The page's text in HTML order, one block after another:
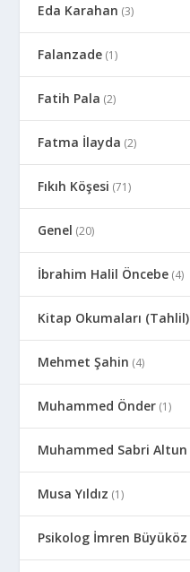
Eda Karahan (3)
Falanzade (1)
Fatih Pala (2)
Fatma İlayda (2)
Fıkıh Köşesi (71)
Genel (20)
İbrahim Halil Öncebe (4)
Kitap Okumaları (Tahlil)
Mehmet Şahin (4)
Muhammed Önder (1)
Muhammed Sabri Altun
Musa Yıldız (1)
Psikolog İmren Büyüköz